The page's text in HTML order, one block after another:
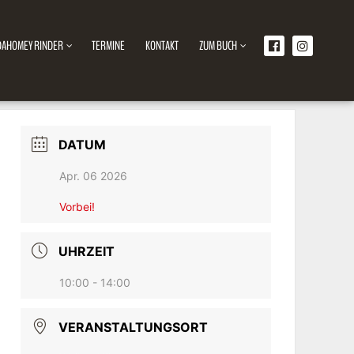
RINDER TERMINE KONTAKT ZUM BUCH
DATUM
Apr. 06 2026
Vorbei!
UHRZEIT
10:00 - 14:00
VERANSTALTUNGSORT